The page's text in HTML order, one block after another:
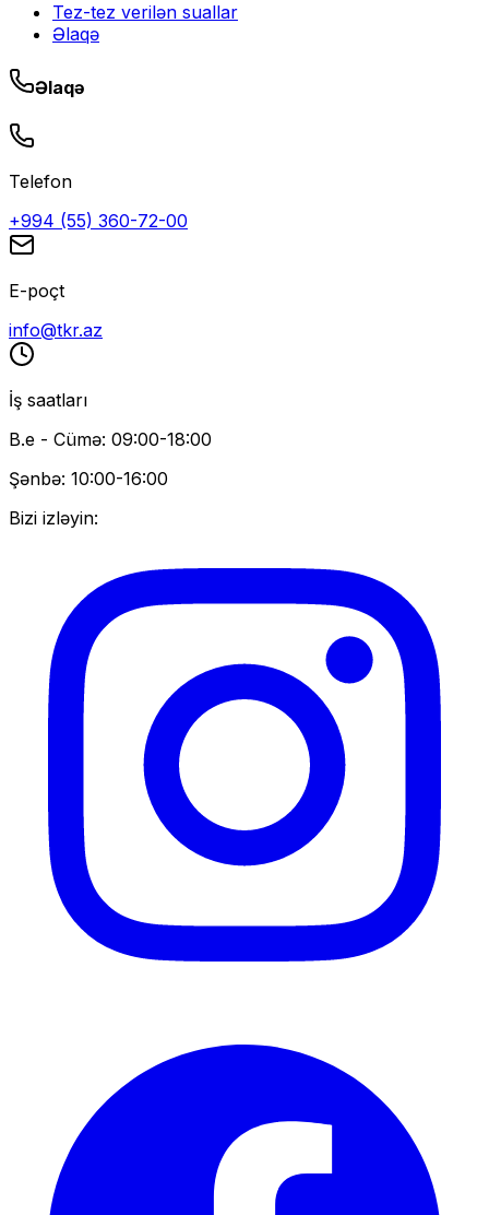
Tez-tez verilən suallar
Əlaqə
Əlaqə
Telefon
+994 (55) 360-72-00
E-poçt
info@tkr.az
İş saatları
B.e - Cümə: 09:00-18:00
Şənbə: 10:00-16:00
Bizi izləyin: